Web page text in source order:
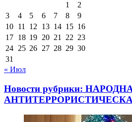
1
2
3
4 5 6 7 8
9
10 11 12 13 14 15 16
17 18 19 20 21 22 23
24 25 26 27 28 29 30
31
« Июл
Новости рубрики: